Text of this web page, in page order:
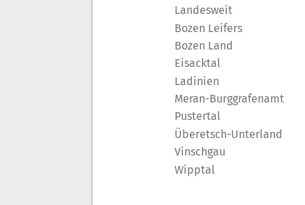
Landesweit
Bozen Leifers
Bozen Land
Eisacktal
Ladinien
Meran-Burggrafenamt
Pustertal
Überetsch-Unterland
Vinschgau
Wipptal